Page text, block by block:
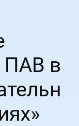
ПАВ в